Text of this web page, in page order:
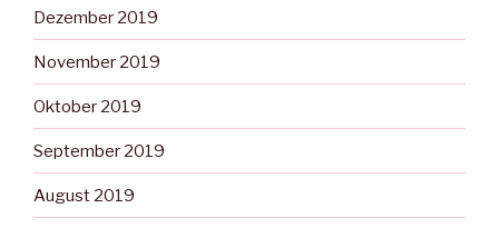
Dezember 2019
November 2019
Oktober 2019
September 2019
August 2019